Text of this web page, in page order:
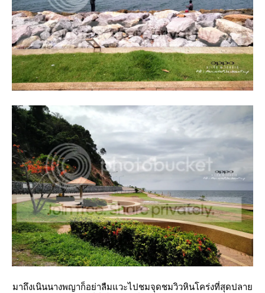
มาถึงเนินนางพญาก็อย่าลืมแวะไปชมจุดชมวิวหินโคร่งที่สุดปลา